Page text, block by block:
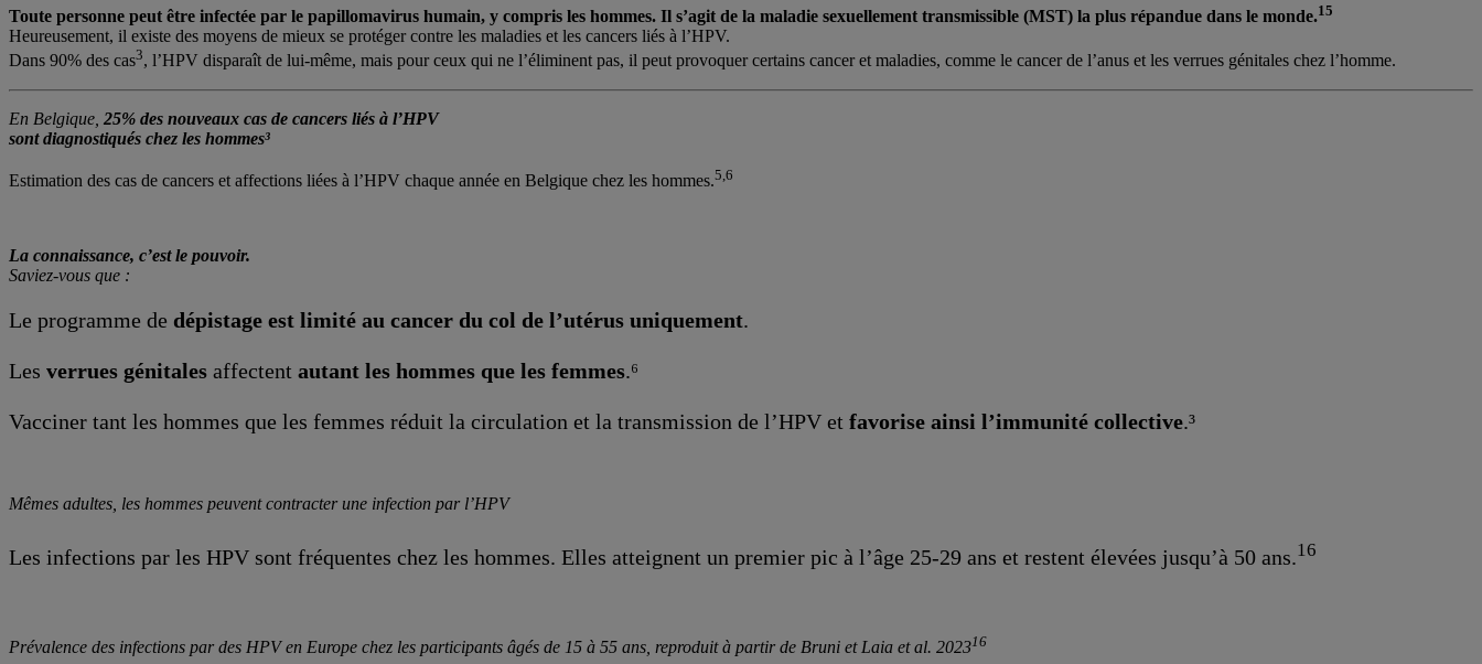
Toute personne peut être infectée par le papillomavirus humain, y compris les hommes. Il s’agit de la maladie sexuellement transmissible (MST) la plus répandue dans le monde.15
Heureusement, il existe des moyens de mieux se protéger contre les maladies et les cancers liés à l’HPV.
Dans 90% des cas3, l’HPV disparaît de lui-même, mais pour ceux qui ne l’éliminent pas, il peut provoquer certains cancer et maladies, comme le cancer de l’anus et les verrues génitales chez l’homme.
En Belgique, 25% des nouveaux cas de cancers liés à l’HPV
sont diagnostiqués chez les hommes³
Estimation des cas de cancers et affections liées à l’HPV chaque année en Belgique chez les hommes.5,6
La connaissance, c’est le pouvoir.
Saviez-vous que :
Le programme de dépistage est limité au cancer du col de l’utérus uniquement.
Les verrues génitales affectent autant les hommes que les femmes.⁶
Vacciner tant les hommes que les femmes réduit la circulation et la transmission de l’HPV et favorise ainsi l’immunité collective.³
Mêmes adultes, les hommes peuvent contracter une infection par l’HPV
Les infections par les HPV sont fréquentes chez les hommes. Elles atteignent un premier pic à l’âge 25-29 ans et restent élevées jusqu’à 50 ans.16
Prévalence des infections par des HPV en Europe chez les participants âgés de 15 à 55 ans, reproduit à partir de Bruni et Laia et al. 202316